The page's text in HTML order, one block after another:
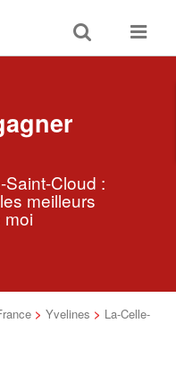
Toggle
search
Toggle
Cloud :
meilleurs
moi
> Yvelines > La-Celle-